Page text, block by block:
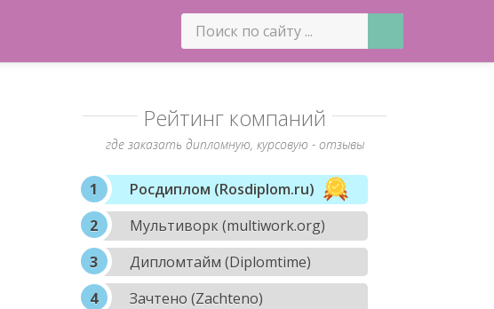
Рейтинг компаний
где заказать дипломную, курсовую - отзывы
Росдиплом (Rosdiplom.ru)
Мультиворк (multiwork.org)
Дипломтайм (Diplomtime)
Зачтено (Zachteno)